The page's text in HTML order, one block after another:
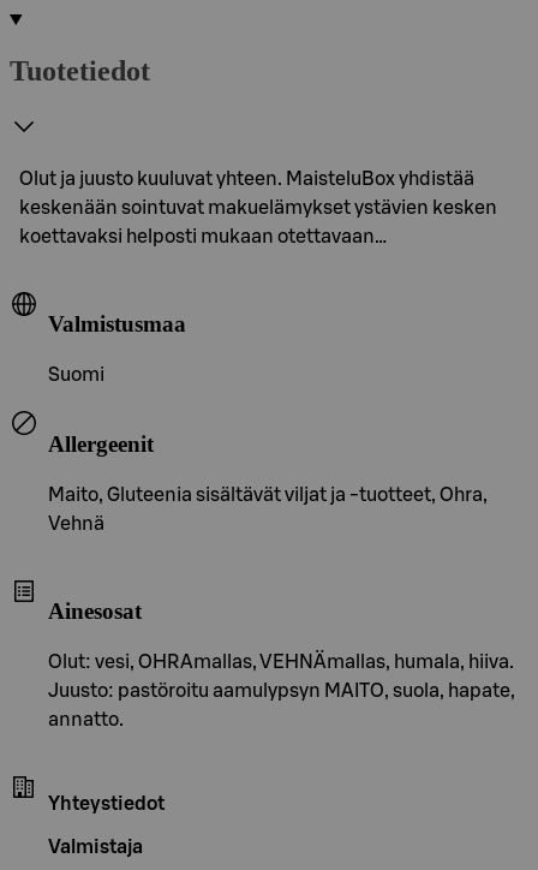
Tuotetiedot
Olut ja juusto kuuluvat yhteen. MaisteluBox yhdistää
keskenään sointuvat makuelämykset ystävien kesken
koettavaksi helposti mukaan otettavaan…
Valmistusmaa
Suomi
Allergeenit
Maito, Gluteenia sisältävät viljat ja -tuotteet, Ohra,
Vehnä
Ainesosat
Olut: vesi, OHRAmallas, VEHNÄmallas, humala, hiiva.
Juusto: pastöroitu aamulypsyn MAITO, suola, hapate,
annatto.
Yhteystiedot
Valmistaja